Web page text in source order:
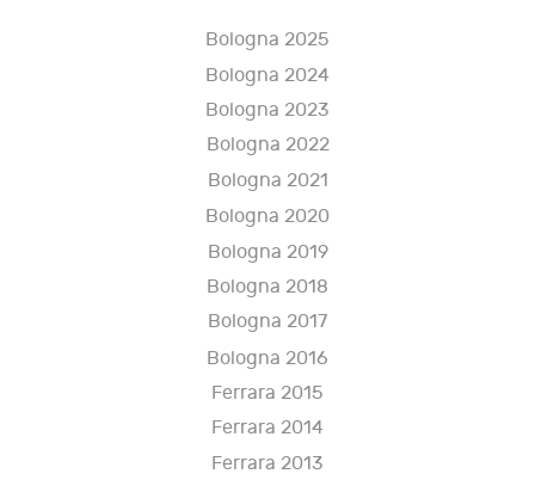
Bologna 2025
Bologna 2024
Bologna 2023
Bologna 2022
Bologna 2021
Bologna 2020
Bologna 2019
Bologna 2018
Bologna 2017
Bologna 2016
Ferrara 2015
Ferrara 2014
Ferrara 2013